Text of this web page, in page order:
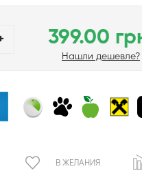
399.00
Нашли дешевле?
В ЖЕЛАНИЯ